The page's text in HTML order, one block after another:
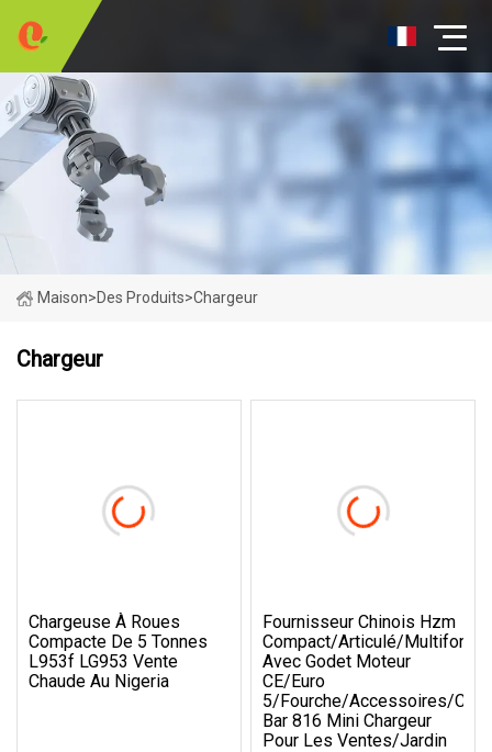
Maison>Des Produits>Chargeur
Chargeur
Chargeuse À Roues
Compacte De 5 Tonnes
L953f LG953 Vente
Chaude Au Nigeria
Fournisseur Chinois Hzm
Compact/Articulé/
Avec Godet Moteur
CE/Euro
5/Fourche/Accessoires/
Bar 816 Mini Chargeur
Pour Les Ventes/Jardin